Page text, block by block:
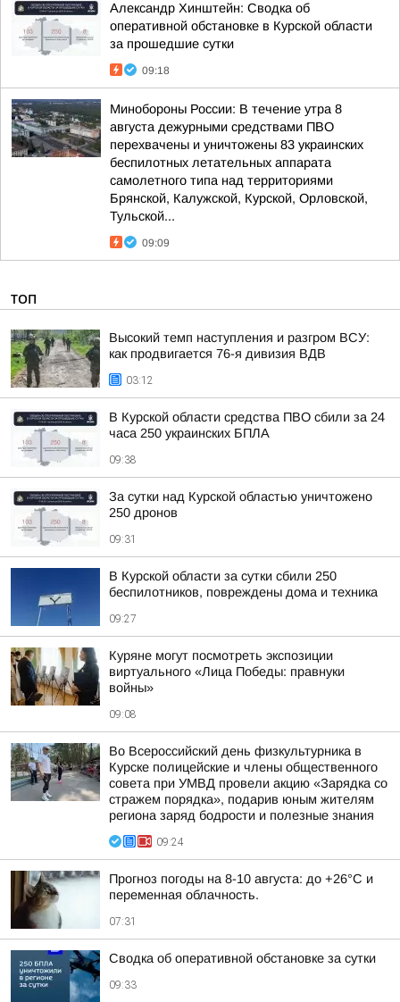
Александр Хинштейн: Сводка об
оперативной обстановке в Курской области
за прошедшие сутки
09:18
Минобороны России: В течение утра 8
августа дежурными средствами ПВО
перехвачены и уничтожены 83 украинских
беспилотных летательных аппарата
самолетного типа над территориями
Брянской, Калужской, Курской, Орловской,
Тульской...
09:09
ТОП
Высокий темп наступления и разгром ВСУ:
как продвигается 76-я дивизия ВДВ
03:12
В Курской области средства ПВО сбили за 24
часа 250 украинских БПЛА
09:38
За сутки над Курской областью уничтожено
250 дронов
09:31
В Курской области за сутки сбили 250
беспилотников, повреждены дома и техника
09:27
Куряне могут посмотреть экспозиции
виртуального «Лица Победы: правнуки
войны»
09:08
Во Всероссийский день физкультурника в
Курске полицейские и члены общественного
совета при УМВД провели акцию «Зарядка со
стражем порядка», подарив юным жителям
региона заряд бодрости и полезные знания
09:24
Прогноз погоды на 8-10 августа: до +26°C и
переменная облачность.
07:31
Сводка об оперативной обстановке за сутки
09:33